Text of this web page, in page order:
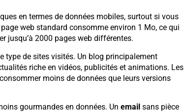
en termes de données mobiles, surtout si vous
web standard consomme environ 1 Mo, ce qui
jusqu’à 2000 pages web différentes.
type de sites visités. Un blog principalement
riche en vidéos, publicités et animations. Les
moins de données que leurs versions
gourmandes en données. Un emailsans pièce